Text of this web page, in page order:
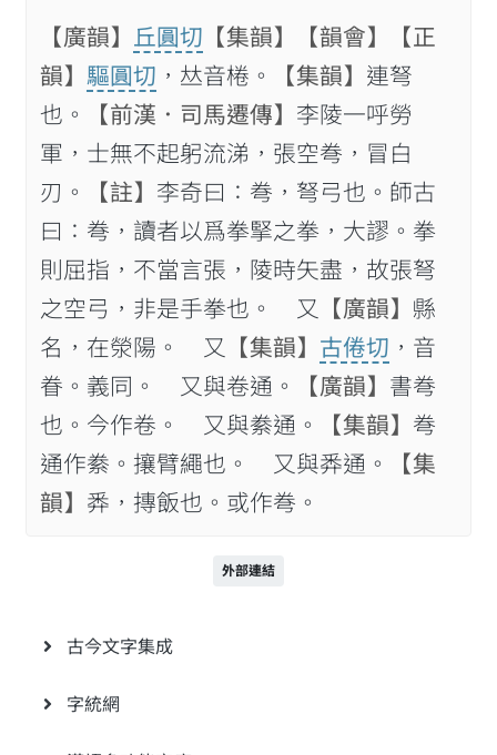
【廣韻】 丘圓切 【集韻】 【韻會】
【正
韻】 驅圓切 ，𠀤音棬。 【集韻】 連弩
也。
【前漢．司馬遷傳】 李陵一呼勞
軍，士無不起躬流涕，張空弮，冒白
刃。
【註】 李奇曰：弮，弩弓也。師古
曰：弮，讀者以爲拳掔之拳，大謬。拳
則屈指，不當言張，陵時矢盡，故張弩
之空弓，非是手拳也。 又
【廣韻】 縣
名，在滎陽。 又
【集韻】 古倦切 ，音
眷。義同。 又與卷通。
【廣韻】 書弮
也。今作卷。 又與絭通。
【集韻】 弮
通作絭。攘臂繩也。 又與𢍏通。
【集
韻】 𢍏，摶飯也。或作弮。
外部連結
古今文字集成
字統網